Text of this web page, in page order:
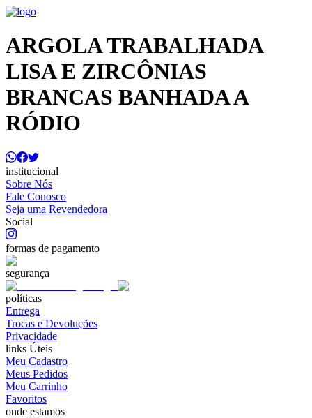
ARGOLA TRABALHADA
LISA E ZIRCÔNIAS
BRANCAS BANHADA A
RÓDIO
institucional
Sobre Nós
Fale Conosco
Seja uma Revendedora
Social
formas de pagamento
segurança
políticas
Entrega
Trocas e Devoluções
Privacidade
links Úteis
Meu Cadastro
Meus Pedidos
Meu Carrinho
Favoritos
onde estamos